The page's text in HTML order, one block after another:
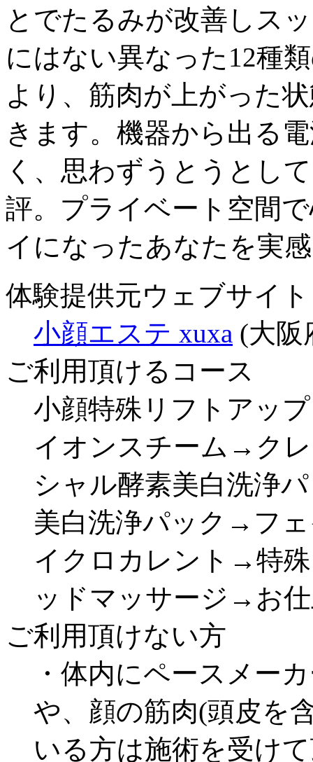
とでたるみが改善しス
にはない異なった12種
より、筋肉が上がった
きます。機器から出る
く、思わずうとうとし
評。プライベート空間
イになったあなたを実
体験提供元ウェブサイト
小顔エステ xuxa (大阪
ご利用頂けるコース
小顔特殊リフトアッ
イオンスチーム→ク
シャル酵素美白洗浄
美白洗浄パック→フ
イクロカレント→特
ッドマッサージ→お
ご利用頂けない方
・体内にペースメー
や、顔の筋肉(頭皮を
いる方は施術を受け